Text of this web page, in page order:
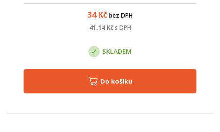
34Kč bez DPH
41.14Kč s DPH
SKLADEM
Do košíku